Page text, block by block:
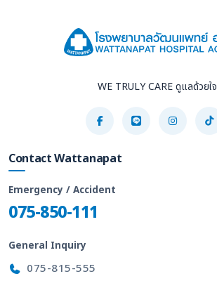
WE TRULY CARE ดูแลด้วยใจ
Contact Wattanapat
Emergency / Accident
075-850-111
General Inquiry
075-815-555